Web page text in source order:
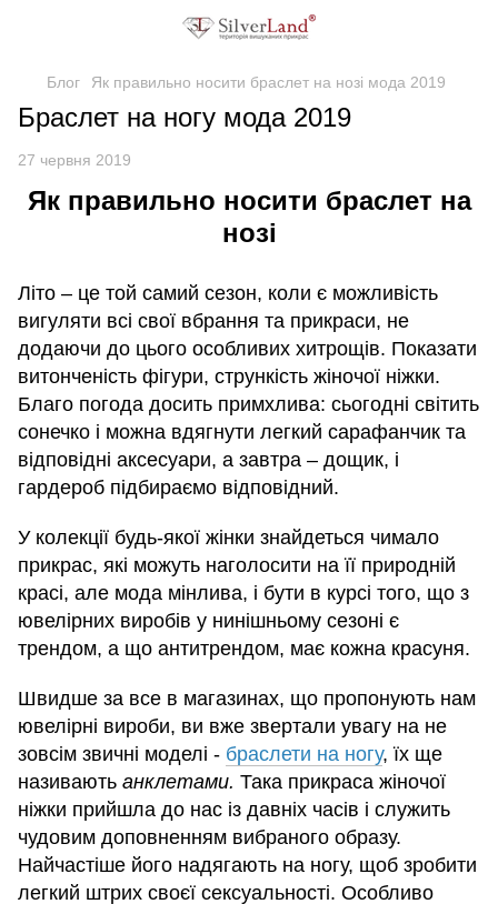
Блог Як правильно носити браслет на нозі мода 2019
Браслет на ногу мода 2019
27 червня 2019
Як правильно носити браслет на
нозі
Літо – це той самий сезон, коли є можливість
вигуляти всі свої вбрання та прикраси, не
додаючи до цього особливих хитрощів. Показати
витонченість фігури, стрункість жіночої ніжки.
Благо погода досить примхлива: сьогодні світить
сонечко і можна вдягнути легкий сарафанчик та
відповідні аксесуари, а завтра – дощик, і
гардероб підбираємо відповідний.
У колекції будь-якої жінки знайдеться чимало
прикрас, які можуть наголосити на її природній
красі, але мода мінлива, і бути в курсі того, що з
ювелірних виробів у нинішньому сезоні є
трендом, а що антитрендом, має кожна красуня.
Швидше за все в магазинах, що пропонують нам
ювелірні вироби, ви вже звертали увагу на не
зовсім звичні моделі - браслети на ногу, їх ще
називають анклетами. Така прикраса жіночої
ніжки прийшла до нас із давніх часів і служить
чудовим доповненням вибраного образу.
Найчастіше його надягають на ногу, щоб зробити
легкий штрих своєї сексуальності. Особливо